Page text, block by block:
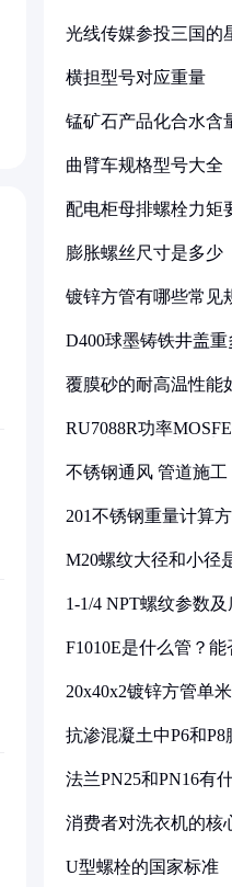
光线传媒参投三国的
横担型号对应重量
锰矿石产品化合水含
曲臂车规格型号大全
配电柜母排螺栓力矩
膨胀螺丝尺寸是多少
镀锌方管有哪些常见
D400球墨铸铁井盖重
覆膜砂的耐高温性能
RU7088R功率
不锈钢通风 管道施工
201不锈钢重量计算
M20螺纹大径和小径
1-1/4 NPT螺纹参数
F1010E是什么管？能
20x40x2镀锌方管单
抗渗混凝土中P6和
法兰PN25和PN16有
消费者对洗衣机的核
U型螺栓的国家标准